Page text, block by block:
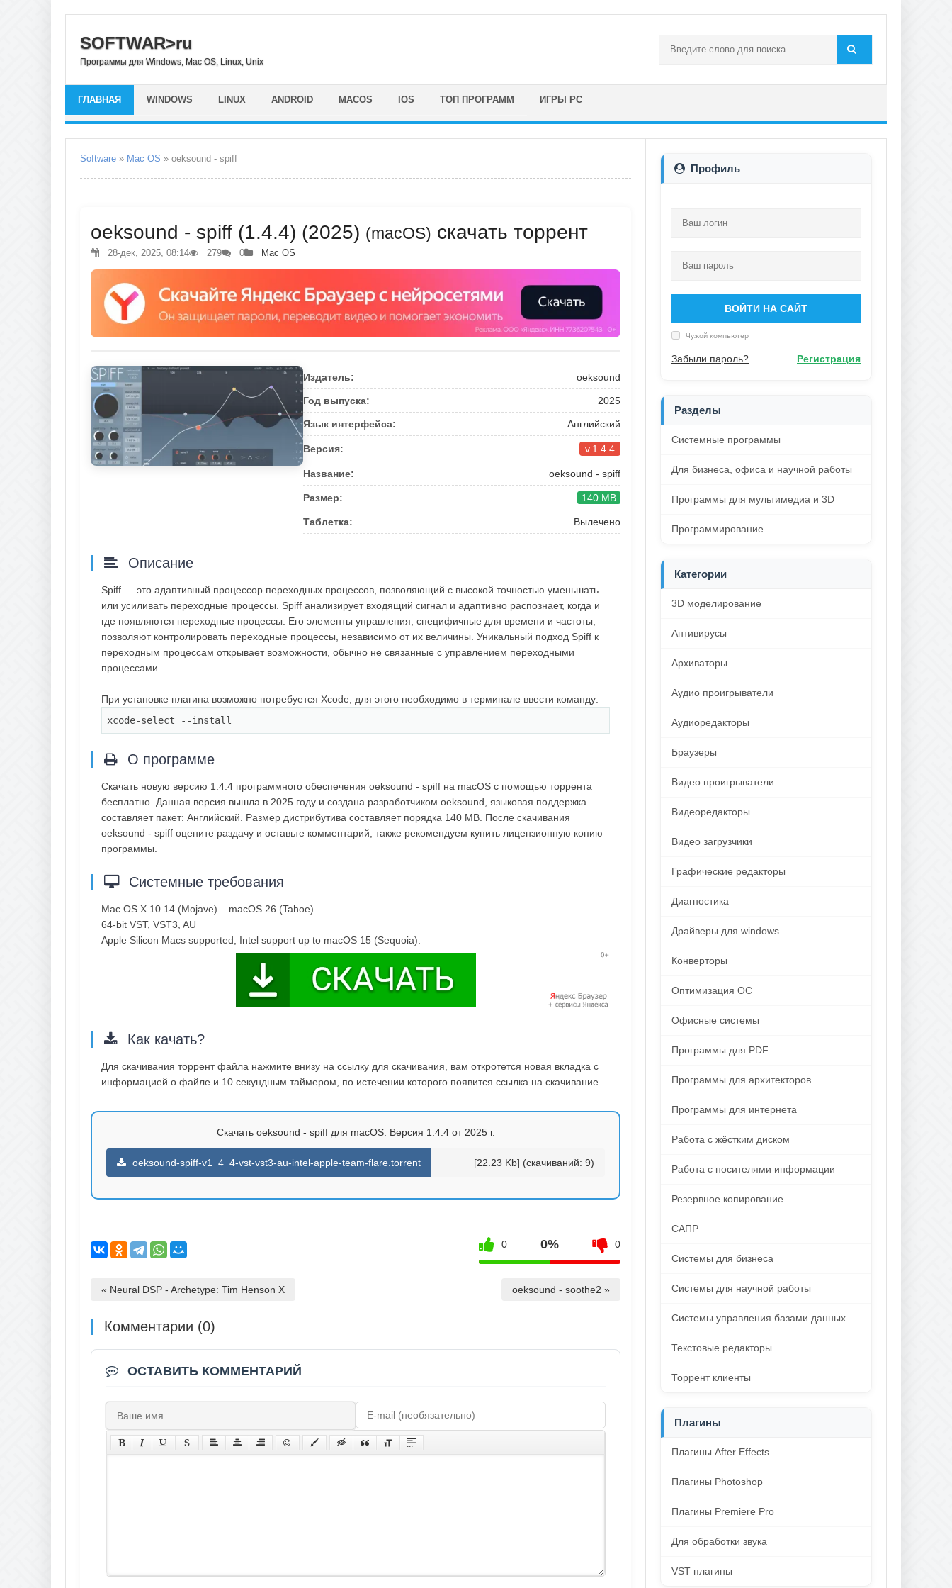
SOFTWAR>ru
Программы для Windows, Mac OS, Linux, Unix
ГЛАВНАЯ WINDOWS LINUX ANDROID MACOS IOS ТОП ПРОГРАММ ИГРЫ PC
Software » Mac OS » oeksound - spiff
oeksound - spiff (1.4.4) (2025) (macOS) скачать торрент
28-дек, 2025, 08:14 279 0 Mac OS
Издатель: oeksound
Год выпуска: 2025
Язык интерфейса: Английский
Версия: v.1.4.4
Название: oeksound - spiff
Размер: 140 MB
Таблетка: Вылечено
Описание
Spiff — это адаптивный процессор переходных процессов, позволяющий с высокой точностью уменьшать
или усиливать переходные процессы. Spiff анализирует входящий сигнал и адаптивно распознает, когда и
где появляются переходные процессы. Его элементы управления, специфичные для времени и частоты,
позволяют контролировать переходные процессы, независимо от их величины. Уникальный подход Spiff к
переходным процессам открывает возможности, обычно не связанные с управлением переходными
процессами.
При установке плагина возможно потребуется Xcode, для этого необходимо в терминале ввести команду:
xcode-select --install
О программе
Скачать новую версию 1.4.4 программного обеспечения oeksound - spiff на macOS с помощью торрента
бесплатно. Данная версия вышла в 2025 году и создана разработчиком oeksound, языковая поддержка
составляет пакет: Английский. Размер дистрибутива составляет порядка 140 MB. После скачивания
oeksound - spiff оцените раздачу и оставьте комментарий, также рекомендуем купить лицензионную копию
программы.
Системные требования
Mac OS X 10.14 (Mojave) – macOS 26 (Tahoe)
64-bit VST, VST3, AU
Apple Silicon Macs supported; Intel support up to macOS 15 (Sequoia).
Как качать?
Для скачивания торрент файла нажмите внизу на ссылку для скачивания, вам откротется новая вкладка с
информацией о файле и 10 секундным таймером, по истечении которого появится ссылка на скачивание.
Скачать oeksound - spiff для macOS. Версия 1.4.4 от 2025 г.
oeksound-spiff-v1_4_4-vst-vst3-au-intel-apple-team-flare.torrent [22.23 Kb] (cкачиваний: 9)
0 0% 0
« Neural DSP - Archetype: Tim Henson X oeksound - soothe2 »
Комментарии (0)
ОСТАВИТЬ КОММЕНТАРИЙ
Профиль
ВОЙТИ НА САЙТ
Чужой компьютер
Забыли пароль? Регистрация
Разделы
Системные программы
Для бизнеса, офиса и научной работы
Программы для мультимедиа и 3D
Программирование
Категории
3D моделирование
Антивирусы
Архиваторы
Аудио проигрыватели
Аудиоредакторы
Браузеры
Видео проигрыватели
Видеоредакторы
Видео загрузчики
Графические редакторы
Диагностика
Драйверы для windows
Конверторы
Оптимизация ОС
Офисные системы
Программы для PDF
Программы для архитекторов
Программы для интернета
Работа с жёстким диском
Работа с носителями информации
Резервное копирование
САПР
Системы для бизнеса
Системы для научной работы
Системы управления базами данных
Текстовые редакторы
Торрент клиенты
Плагины
Плагины After Effects
Плагины Photoshop
Плагины Premiere Pro
Для обработки звука
VST плагины